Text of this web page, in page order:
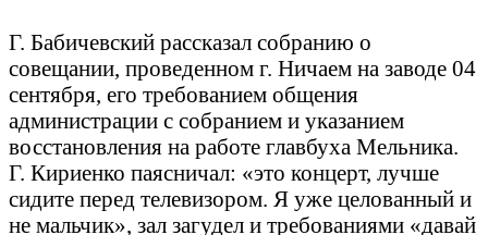
Г. Бабичевский рассказал собранию о
совещании, проведенном г. Ничаем на заводе 04
сентября, его требованием общения
администрации с собранием и указанием
восстановления на работе главбуха Мельника.
Г. Кириенко паясничал: «это концерт, лучше
сидите перед телевизором. Я уже целованный и
не мальчик», зал загудел и требованиями «давай